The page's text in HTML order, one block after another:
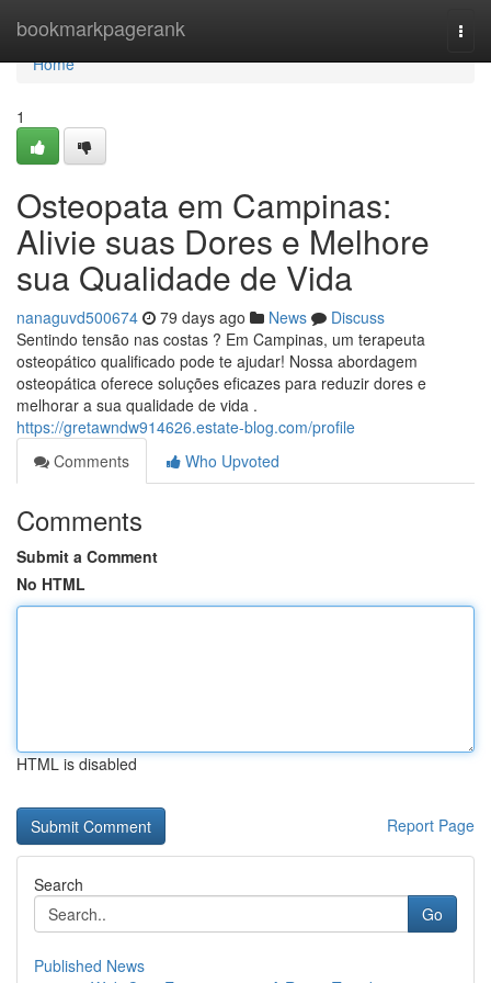
bookmarkpagerank
Home
Home
1
Osteopata em Campinas:
Alivie suas Dores e Melhore
sua Qualidade de Vida
nanaguvd500674 79 days ago News
Discuss
Sentindo tensão nas costas ? Em Campinas, um terapeuta
osteopático qualificado pode te ajudar! Nossa abordagem
osteopática oferece soluções eficazes para reduzir dores e
melhorar a sua qualidade de vida .
https://gretawndw914626.estate-blog.com/profile
Comments
Who Upvoted
Comments
Submit a Comment
No HTML
HTML is disabled
Report Page
Search
Go
Published News